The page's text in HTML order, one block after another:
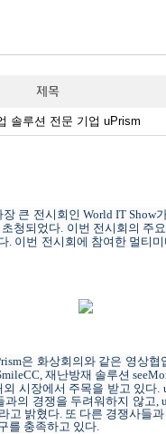
솔루션 전문 기업 uPrism
장 큰 전시회인 World IT Show
청되었다. 이번 전시회의 주
. 이번 전시회에 참여한 멀티
은 화상회의와 같은 영상협
재난방재 솔루션
외 시장에서 주목을 받고 있다.
과의 경쟁을 두려워하지 않고,
고 밝혔다. 또 다른 경쟁사들
를 충족하고 있다.